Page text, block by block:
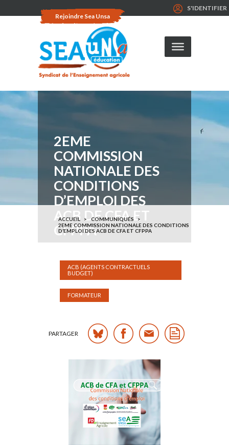
Rejoindre Sea Unsa
S'IDENTIFIER
2EME
COMMISSION
NATIONALE DES
CONDITIONS
D’EMPLOI DES
ACB DE CFA ET
CFPPA
ACCUEIL
COMMUNIQUÉS
2EME COMMISSION NATIONALE DES CONDITIONS
D’EMPLOI DES ACB DE CFA ET CFPPA
ACB (AGENTS CONTRACTUELS
BUDGET)
FORMATEUR
PARTAGER